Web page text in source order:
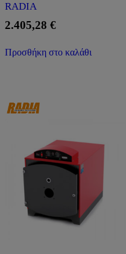
RADIA
2.405,28 €
Προσθήκη στο καλάθι